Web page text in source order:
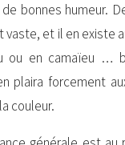
bonnes humeur.
vaste, et il en existe
ou en camaïeu …
plaira forcement
couleur.